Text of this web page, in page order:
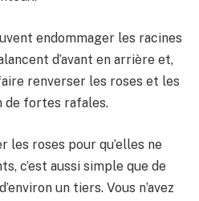
endommager les racines
d’avant en arrière et,
renverser les roses et les
de fortes rafales.
les roses pour qu’elles ne
c’est aussi simple que de
un tiers. Vous n’avez